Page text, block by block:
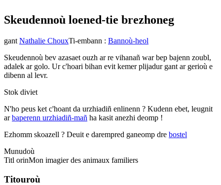
Skeudennoù loened-tie brezhoneg
gant Nathalie ChouxTi-embann : Bannoù-heol
Skeudennoù bev azasaet ouzh ar re vihanañ war bep bajenn zoubl,
adalek ar golo. Ur c'hoari bihan evit kemer plijadur gant ar gerioù e
dibenn al levr.
Stok diviet
N'ho peus ket c'hoant da urzhiadiñ enlinenn ? Kudenn ebet, leugnit
arbaperenn urzhiadiñ-mañ ha kasit anezhi deomp !
Ezhomm skoazell ? Deuit e darempred ganeomp dre bostel
Munudoù
Titl orinMon imagier des animaux familiers
Titouroù